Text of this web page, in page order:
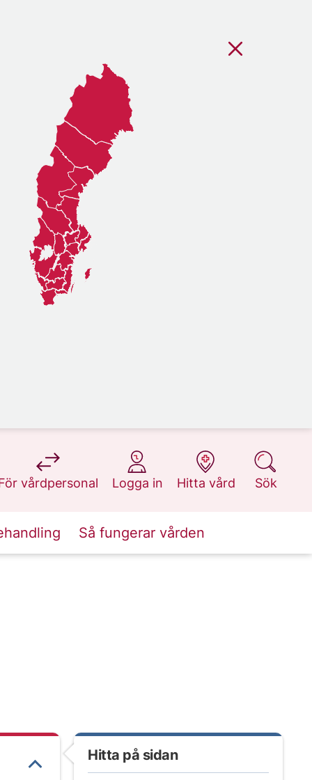
vårdpersonal
på 1177.se
Logga in
på 1177.se
Hitta vård
på 1177.se
Sök
på 1177.se
Så fungerar vården
Hitta på sidan